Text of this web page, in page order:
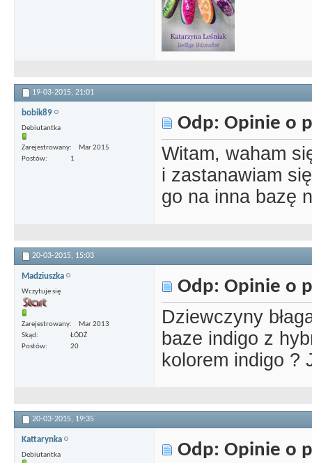
19-03-2015, 21:01
bobik89
Debiutantka
Zarejestrowany
Mar 2015
Postów
1
Odp: Opinie o
Witam, waham
i zastanawiam
go na inna bazę
20-03-2015, 15:03
Madziuszka
Wczytuje się
Zarejestrowany
Mar 2013
Skąd
ŁÓDŹ
Postów
20
Odp: Opinie o
Dziewczyny
baze indigo z
kolorem indigo ?
20-03-2015, 19:35
Kattarynka
Debiutantka Odp: Opinie o